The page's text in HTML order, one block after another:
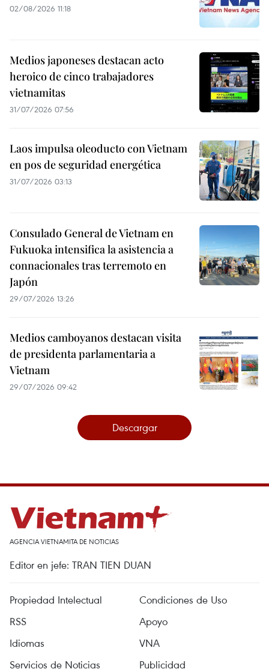
02/08/2026 11:18
Medios japoneses destacan acto
heroico de cinco trabajadores
vietnamitas
31/07/2026 07:56
Laos impulsa oleoducto con Vietnam
en pos de seguridad energética
31/07/2026 03:13
Consulado General de Vietnam en
Fukuoka intensifica la asistencia a
connacionales tras terremoto en
Japón
29/07/2026 13:26
Medios camboyanos destacan visita
de presidenta parlamentaria a
Vietnam
29/07/2026 09:42
Descargar
AGENCIA VIETNAMITA DE NOTICIAS
Editor en jefe: TRAN TIEN DUAN
Propiedad Intelectual
Condiciones de Uso
RSS
Apoyo
Idiomas
VNA
Servicios de Noticias
Publicidad